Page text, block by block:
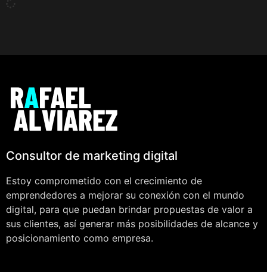
Consultor de marketing digital
Estoy comprometido con el crecimiento de
emprendedores a mejorar su conexión con el mundo
digital, para que puedan brindar propuestas de valor a
sus clientes, así generar más posibilidades de alcance y
posicionamiento como empresa.